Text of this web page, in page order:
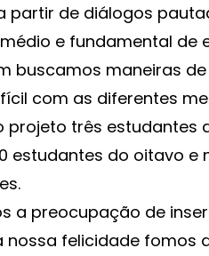
partir de diálogos
e fundamental de
buscamos maneiras
com as diferentes
projeto três estudantes
estudantes do oitavo e
a preocupação de
nossa felicidade fomos